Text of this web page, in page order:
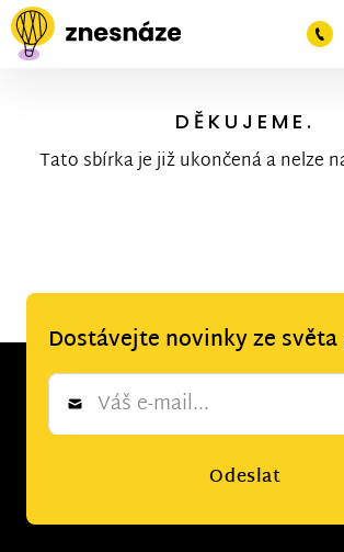
DĚKUJEME.
Tato sbírka je již ukončená a nelze
Dostávejte novinky ze
Newsletter
Odeslat